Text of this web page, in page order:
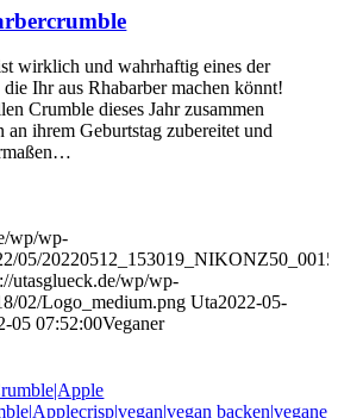
wirklich und wahrhaftig eines der
die Ihr aus Rhabarber machen könnt!
Crumble dieses Jahr zusammen
an ihrem Geburtstag zubereitet und
wp/wp-
05/
utasglueck.de/wp/wp-
02/Logo_medium.png Uta2022-05-
05 07:52:00Veganer